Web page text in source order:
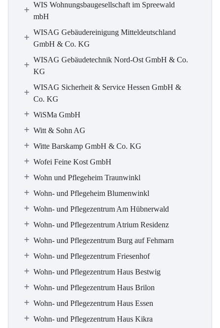
WIS Wohnungsbaugesellschaft im Spreewald
mbH
WISAG Gebäudereinigung Mitteldeutschland
GmbH & Co. KG
WISAG Gebäudetechnik Nord-Ost GmbH & Co.
KG
WISAG Sicherheit & Service Hessen GmbH &
Co. KG
WiSMa GmbH
Witt & Sohn AG
Witte Barskamp GmbH & Co. KG
Wofei Feine Kost GmbH
Wohn und Pflegeheim Traunwinkl
Wohn- und Pflegeheim Blumenwinkl
Wohn- und Pflegezentrum Am Hübnerwald
Wohn- und Pflegezentrum Atrium Residenz
Wohn- und Pflegezentrum Burg auf Fehmarn
Wohn- und Pflegezentrum Friesenhof
Wohn- und Pflegezentrum Haus Bestwig
Wohn- und Pflegezentrum Haus Brilon
Wohn- und Pflegezentrum Haus Essen
Wohn- und Pflegezentrum Haus Kikra